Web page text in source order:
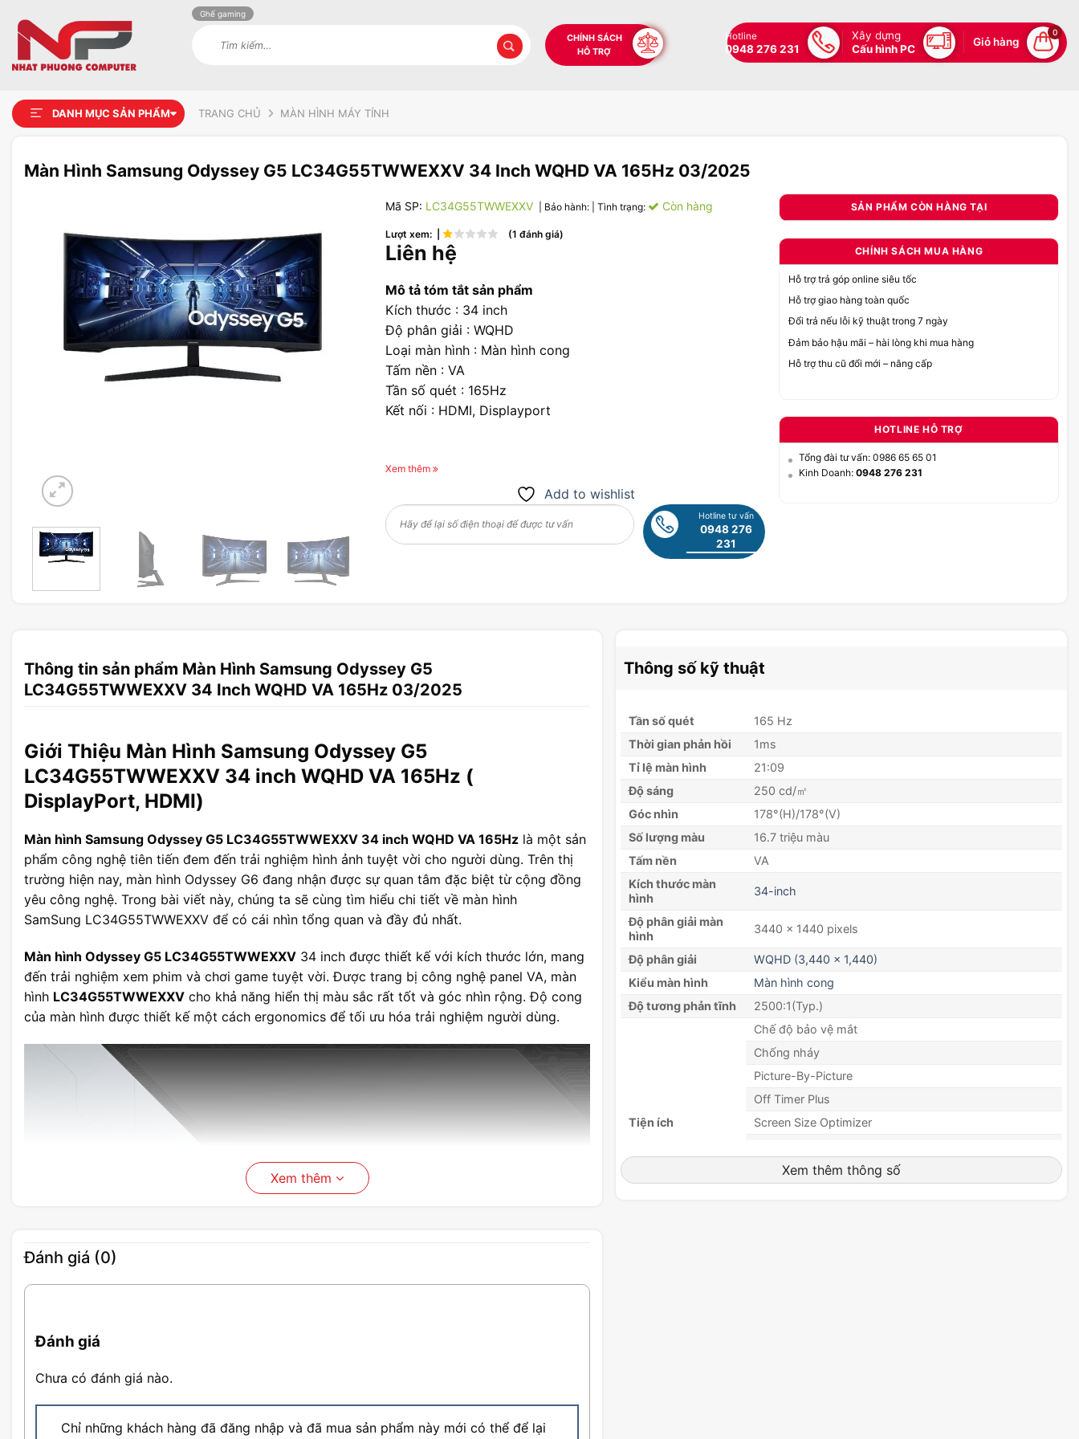
Ghế gaming
CHÍNH SÁCH
HỖ TRỢ
Hotline
0948 276 231
Xây dựng
Cấu hình PC
Giỏ hàng
0
DANH MỤC SẢN PHẨM TRANG CHỦ MÀN HÌNH MÁY TÍNH
Màn Hình Samsung Odyssey G5 LC34G55TWWEXXV 34 Inch WQHD VA 165Hz 03/2025
Add to
wishlist
Mã SP: LC34G55TWWEXXV | Bảo hành: | Tình trạng: Còn hàng
Lượt xem: | (1 đánh giá)
Liên hệ
Mô tả tóm tắt sản phẩm
Kích thước : 34 inch
Độ phân giải : WQHD
Loại màn hình : Màn hình cong
Tấm nền : VA
Tần số quét : 165Hz
Kết nối : HDMI, Displayport
Xem thêm
Add to wishlist
Hotline tư vấn
0948 276
231
SẢN PHẨM CÒN HÀNG TẠI
CHÍNH SÁCH MUA HÀNG
Hỗ trợ trả góp online siêu tốc
Hỗ trợ giao hàng toàn quốc
Đổi trả nếu lỗi kỹ thuật trong 7 ngày
Đảm bảo hậu mãi – hài lòng khi mua hàng
Hỗ trợ thu cũ đổi mới – nâng cấp
HOTLINE HỖ TRỢ
Tổng đài tư vấn: 0986 65 65 01
Kinh Doanh: 0948 276 231
Thông tin sản phẩm Màn Hình Samsung Odyssey G5
LC34G55TWWEXXV 34 Inch WQHD VA 165Hz 03/2025
Giới Thiệu Màn Hình Samsung Odyssey G5
LC34G55TWWEXXV 34 inch WQHD VA 165Hz (
DisplayPort, HDMI)
Màn hình Samsung Odyssey G5 LC34G55TWWEXXV 34 inch WQHD VA 165Hz là một sản
phẩm công nghệ tiên tiến đem đến trải nghiệm hình ảnh tuyệt vời cho người dùng. Trên thị
trường hiện nay, màn hình Odyssey G6 đang nhận được sự quan tâm đặc biệt từ cộng đồng
yêu công nghệ. Trong bài viết này, chúng ta sẽ cùng tìm hiểu chi tiết về màn hình
SamSung LC34G55TWWEXXV để có cái nhìn tổng quan và đầy đủ nhất.
Màn hình Odyssey G5 LC34G55TWWEXXV 34 inch được thiết kế với kích thước lớn, mang
đến trải nghiệm xem phim và chơi game tuyệt vời. Được trang bị công nghệ panel VA, màn
hình LC34G55TWWEXXV cho khả năng hiển thị màu sắc rất tốt và góc nhìn rộng. Độ cong
của màn hình được thiết kế một cách ergonomics để tối ưu hóa trải nghiệm người dùng.
Xem thêm
Đánh giá (0)
Đánh giá
Chưa có đánh giá nào.
Chỉ những khách hàng đã đăng nhập và đã mua sản phẩm này mới có thể để lại
Thông số kỹ thuật
Tần số quét
165 Hz
Thời gian phản hồi
1ms
Tỉ lệ màn hình
21:09
Độ sáng
250 cd/㎡
Góc nhìn
178°(H)/178°(V)
Số lượng màu
16.7 triệu màu
Tấm nền
VA
Kích thước màn
hình
34-inch
Độ phân giải màn
hình
3440 x 1440 pixels
Độ phân giải
WQHD (3,440 x 1,440)
Kiểu màn hình
Màn hình cong
Độ tương phản tĩnh
2500:1(Typ.)
Tiện ích
Chế độ bảo vệ mắt
Chống nháy
Picture-By-Picture
Off Timer Plus
Screen Size Optimizer
Low Input Lag Mode
Xem thêm thông số